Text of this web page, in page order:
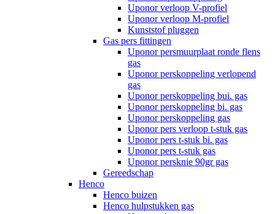
Uponor verloop V-profiel
Uponor verloop M-profiel
Kunststof pluggen
Gas pers fittingen
Uponor persmuurplaat ronde flens
gas
Uponor perskoppeling verlopend
gas
Uponor perskoppeling bui. gas
Uponor perskoppeling bi. gas
Uponor perskoppeling gas
Uponor pers verloop t-stuk gas
Uponor pers t-stuk bi. gas
Uponor pers t-stuk gas
Uponor persknie 90gr gas
Gereedschap
Henco
Henco buizen
Henco hulpstukken gas